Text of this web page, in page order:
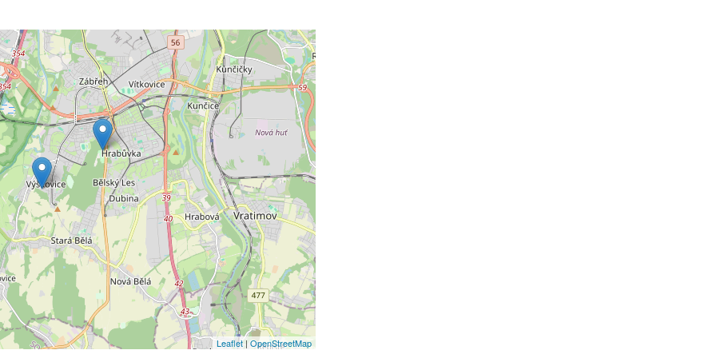
Leaflet| OpenStreetMap